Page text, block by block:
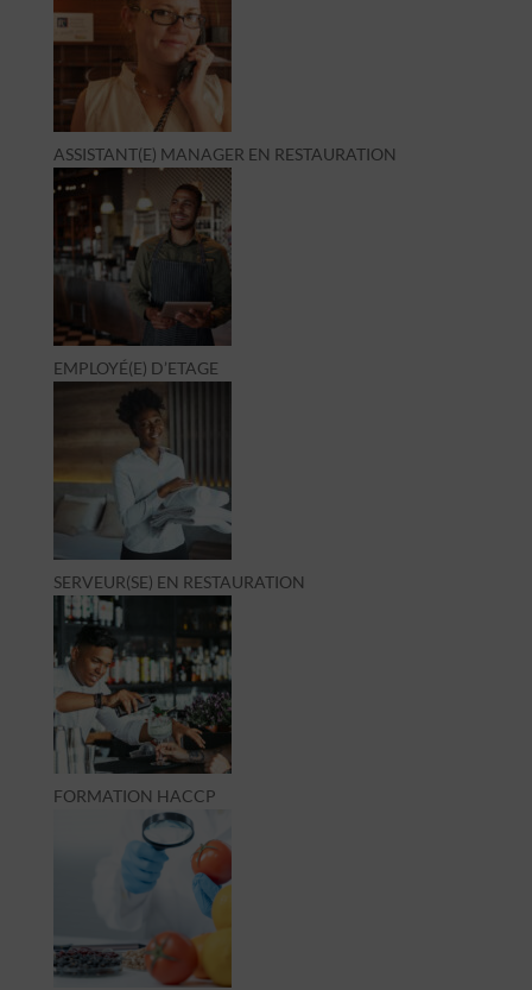
ASSISTANT(E) MANAGER EN RESTAURATION
EMPLOYÉ(E) D’ETAGE
SERVEUR(SE) EN RESTAURATION
FORMATION HACCP